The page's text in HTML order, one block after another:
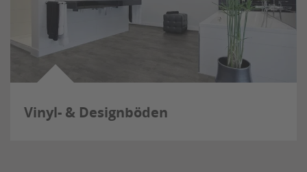
Vinyl- & Designböden